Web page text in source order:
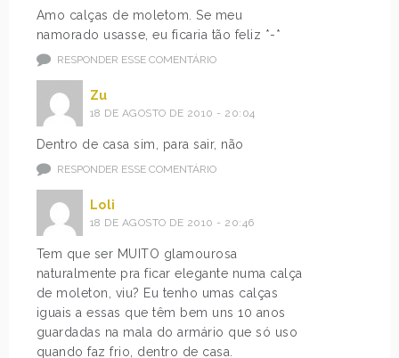
Amo calças de moletom. Se meu
namorado usasse, eu ficaria tão feliz *-*
RESPONDER ESSE COMENTÁRIO
Zu
18 DE AGOSTO DE 2010 - 20:04
Dentro de casa sim, para sair, não
RESPONDER ESSE COMENTÁRIO
Loli
18 DE AGOSTO DE 2010 - 20:46
Tem que ser MUITO glamourosa
naturalmente pra ficar elegante numa calça
de moleton, viu? Eu tenho umas calças
iguais a essas que têm bem uns 10 anos
guardadas na mala do armário que só uso
quando faz frio, dentro de casa.